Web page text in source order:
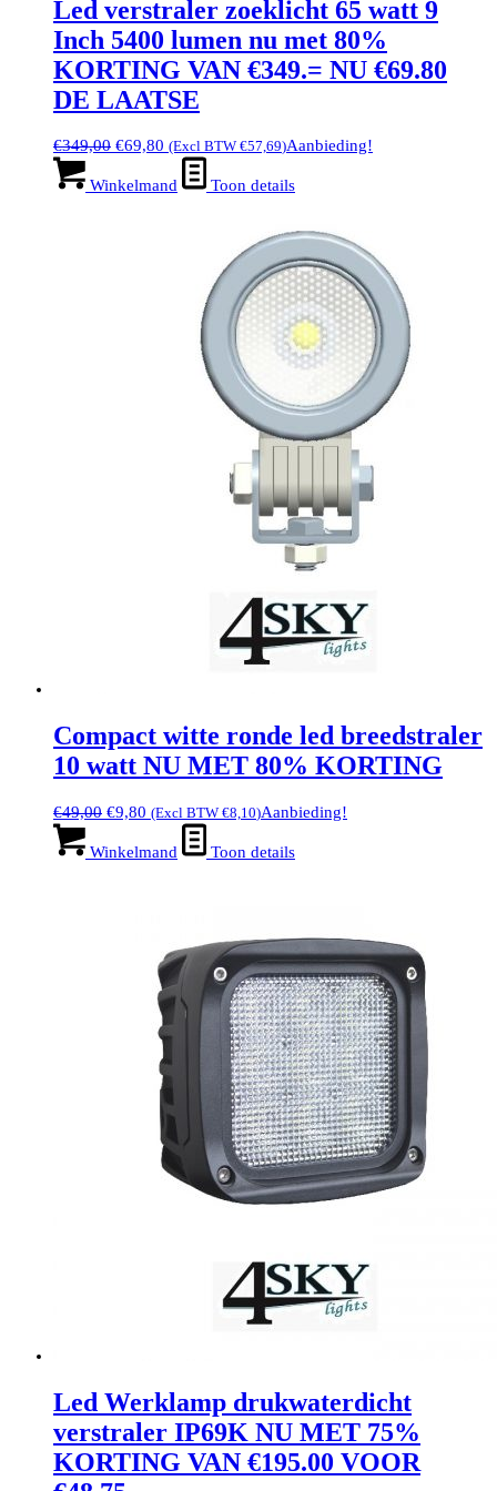
Led verstraler zoeklicht 65 watt 9
Inch 5400 lumen nu met 80%
KORTING VAN €349.= NU €69.80
DE LAATSE
€349,00 Oorspronkelijke
was:
€69,80 Huidige
prijs
is:
(Excl BTW €57,69)Aanbieding!
Winkelmand Toon details
Compact witte ronde led breedstraler
10 watt NU MET 80% KORTING
€49,00 Oorspronkelijke
was:
€9,80 Huidige
is:
(Excl BTW €8,10)Aanbieding!
Winkelmand Toon details
Led Werklamp drukwaterdicht
verstraler IP69K NU MET 75%
KORTING VAN €195.00 VOOR